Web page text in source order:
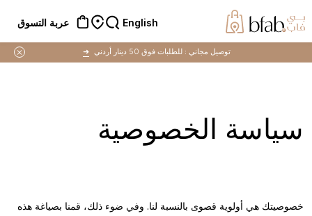
English عربة التسوق
توصيل مجاني : للطلبات فوق 50 دينار أردني ➜
سياسة الخصوصية
خصوصيتك هي أولوية قصوى بالنسبة لنا. وفي ضوء ذلك، قمنا بصياغة هذه